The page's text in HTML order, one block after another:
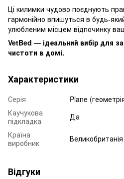
Ці килимки чудово поєднують
гармонійно впишуться в будь-який
улюбленим місцем відпочинку
VetBed — ідеальний вибір для
чистоти в домі.
Характеристики
Серія
Plane
Каучукова
підкладка
Да
Країна
виробник
Великобританія
Відгуки